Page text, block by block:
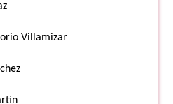
Villamizar